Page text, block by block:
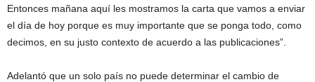
Entonces mañana aquí les mostramos la carta que vamos a enviar
el día de hoy porque es muy importante que se ponga todo, como
decimos, en su justo contexto de acuerdo a las publicaciones”.
Adelantó que un solo país no puede determinar el cambio de